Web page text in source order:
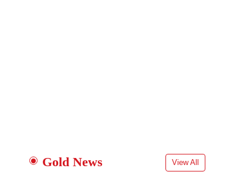
Gold News View All